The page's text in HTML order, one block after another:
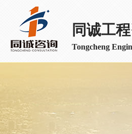
同诚工
Tongcheng